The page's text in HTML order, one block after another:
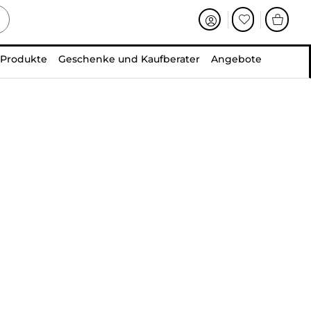
Geschenke und Kaufberater Angebote